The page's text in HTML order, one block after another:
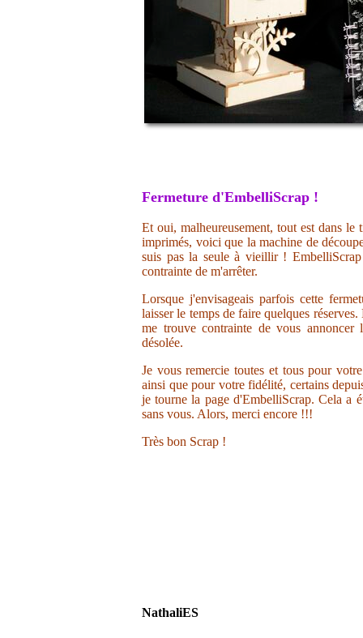
Fermeture d'EmbelliScrap !
Et oui, malheureusement, tout est dans
imprimés, voici que la machine de
suis pas la seule à vieillir !
contrainte de m'arrêter.
Lorsque j'envisageais parfois cette
laisser le temps de faire quelques
me trouve contrainte de vous annoncer
désolée.
Je vous remercie toutes et tous pour
ainsi que pour votre fidélité, certains
je tourne la page d'EmbelliScrap. Cela a
sans vous. Alors, merci encore !!!
Très bon Scrap !
NathaliES